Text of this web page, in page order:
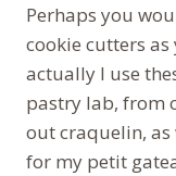
Perhaps you
cookie cutters as
actually I use
pastry lab, from
out craquelin, as
for my petit